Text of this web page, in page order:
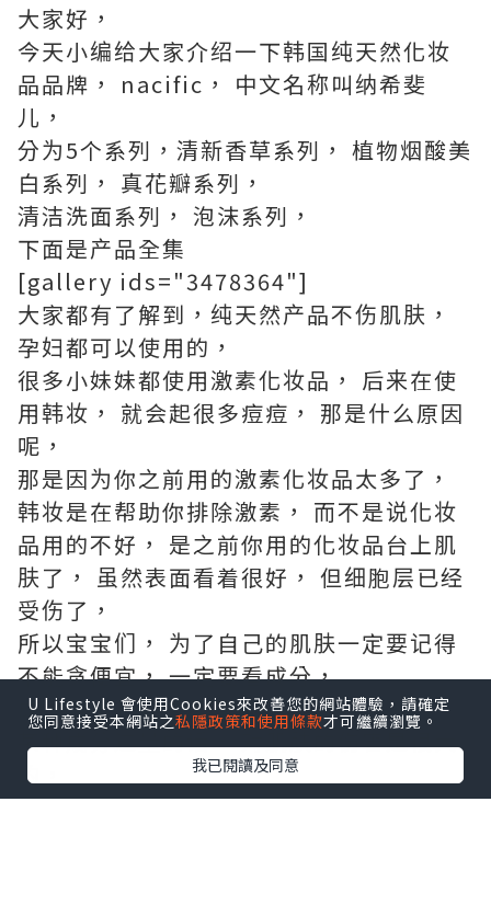
大家好，
今天小编给大家介绍一下韩国纯天然化妆
品品牌， nacific， 中文名称叫纳希斐
儿，
分为5个系列，清新香草系列， 植物烟酸美
白系列， 真花瓣系列，
清洁洗面系列， 泡沫系列，
下面是产品全集
[gallery ids="3478364"]
大家都有了解到，纯天然产品不伤肌肤，
孕妇都可以使用的，
很多小妹妹都使用激素化妆品， 后来在使
用韩妆， 就会起很多痘痘， 那是什么原因
呢，
那是因为你之前用的激素化妆品太多了，
韩妆是在帮助你排除激素， 而不是说化妆
品用的不好， 是之前你用的化妆品台上肌
肤了， 虽然表面看着很好， 但细胞层已经
受伤了，
所以宝宝们， 为了自己的肌肤一定要记得
不能贪便宜， 一定要看成分，
成分含量也要看哦！
某种成分过量的话， 对肌肤的伤害是很大
的，
所以宝宝们不能手软哦！
U Lifestyle 會使用Cookies來改善您的網站體驗，請確定
您同意接受本網站之私隱政策和使用條款才可繼續瀏覽。
我已閱讀及同意